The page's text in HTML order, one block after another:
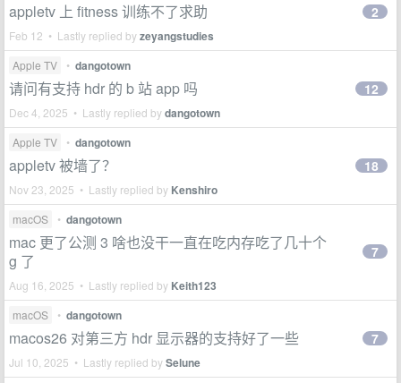
appletv 上 fitness 训练不了求助
Feb 12 • Lastly replied byzeyangstudies
2
Apple TV • dangotown
请问有支持 hdr 的 b 站 app 吗
Dec 4, 2025 • Lastly replied bydangotown
12
Apple TV • dangotown
appletv 被墙了？
Nov 23, 2025 • Lastly replied by Kenshiro
18
macOS • dangotown
mac 更了公测 3 啥也没干一直在吃内存吃了几十个
g 了
Aug 16, 2025 • Lastly replied by Keith123
7
macOS • dangotown
macos26 对第三方 hdr 显示器的支持好了一些
Jul 10, 2025 • Lastly replied bySelune
7